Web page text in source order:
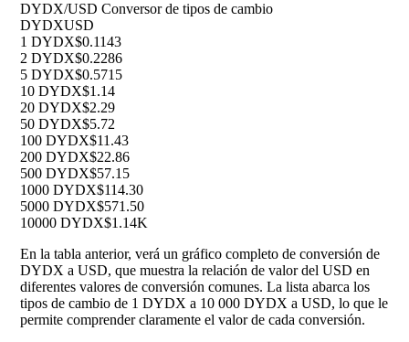
DYDX/USD Conversor de tipos de cambio
DYDXUSD
1 DYDX$0.1143
2 DYDX$0.2286
5 DYDX$0.5715
10 DYDX$1.14
20 DYDX$2.29
50 DYDX$5.72
100 DYDX$11.43
200 DYDX$22.86
500 DYDX$57.15
1000 DYDX$114.30
5000 DYDX$571.50
10000 DYDX$1.14K
En la tabla anterior, verá un gráfico completo de conversión de
DYDX a USD, que muestra la relación de valor del USD en
diferentes valores de conversión comunes. La lista abarca los
tipos de cambio de 1 DYDX a 10 000 DYDX a USD, lo que le
permite comprender claramente el valor de cada conversión.